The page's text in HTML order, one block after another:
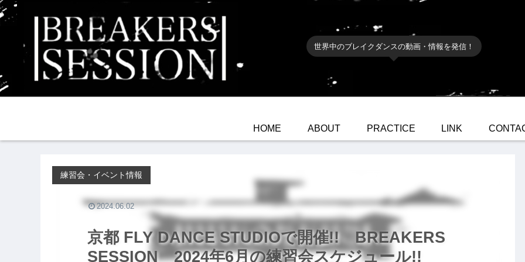
世界中のブレイクダンスの動画・情報を発信！
HOME ABOUT PRACTICE LINK
京都 FLY DANCE STUDIOで開催!! BREAKERS
SESSION 2024年6月の練習会スケジュール!!
練習会・イベント情報
2024.06.02